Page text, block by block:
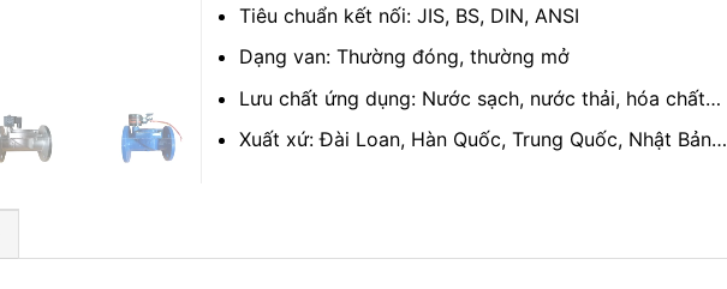
Tiêu chuẩn kết nối: JIS, BS, DIN, ANSI
Dạng van: Thường đóng, thường mở
Lưu chất ứng dụng: Nước sạch, nước thải, hóa chất…
Xuất xứ: Đài Loan, Hàn Quốc, Trung Quốc, Nhật Bản…